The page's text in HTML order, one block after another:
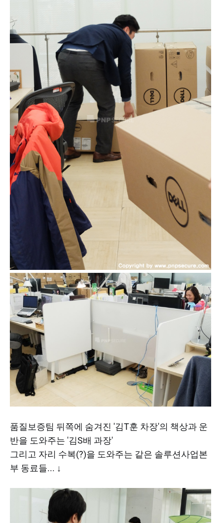
품질보증팀 뒤쪽에 숨겨진 '김T훈 차장'의 책상과 운
반을 도와주는 '김S배 과장'
그리고 자리 수복(?)을 도와주는 같은 솔루션사업본
부 동료들... ↓